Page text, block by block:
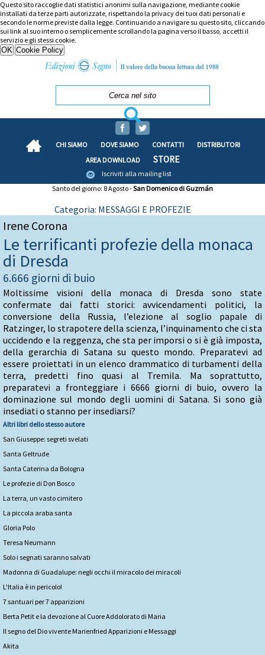
Questo sito raccoglie dati statistici anonimi sulla navigazione, mediante cookie
installati da terze parti autorizzate, rispettando la privacy dei tuoi dati personali e
secondo le norme previste dalla legge. Continuando a navigare su questo sito, cliccando
sui link al suo interno o semplicemente scrollando la pagina verso il basso, accetti il
servizio e gli stessi cookie.
CHI SIAMO DOVE SIAMO CONTATTI
DISTRIBUTORI
AREA DOWNLOAD
STORE
Iscriviti alla mailing list
Santo del giorno: 8 Agosto -San Domenico di Guzmán
Categoria: MESSAGGI E PROFEZIE
Irene Corona
Le terrificanti profezie della monaca
di Dresda
6.666 giorni di buio
Moltissime visioni della monaca di Dresda sono state
confermate dai fatti storici: avvicendamenti politici, la
conversione della Russia, l’elezione al soglio papale di
Ratzinger, lo strapotere della scienza, l’inquinamento che ci sta
uccidendo e la reggenza, che sta per imporsi o si è già imposta,
della gerarchia di Satana su questo mondo. Preparatevi ad
essere proiettati in un elenco drammatico di turbamenti della
terra, predetti fino quasi al Tremila. Ma soprattutto,
preparatevi a fronteggiare i 6666 giorni di buio, ovvero la
dominazione sul mondo degli uomini di Satana. Si sono già
insediati o stanno per insediarsi?
Altri libri dello stesso autore
San Giuseppe: segreti svelati
Santa Geltrude
Santa Caterina da Bologna
Le profezie di Don Bosco
La terra, un vasto cimitero
La piccola araba santa
Gloria Polo
Teresa Neumann
Solo i segnati saranno salvati
Madonna di Guadalupe: negli occhi il miracolo dei miracoli
L'Italia è in pericolo!
7 santuari per 7 apparizioni
Berta Petit e la devozione al Cuore Addolorato di Maria
Il segno del Dio vivente Marienfried Apparizioni e Messaggi
Akita